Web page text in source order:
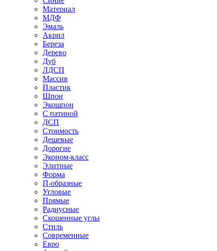
Материал
МДФ
Эмаль
Акрил
Береза
Дерево
Дуб
ЛДСП
Массив
Пластик
Шпон
Экошпон
С патиной
ДСП
Стоимость
Дешевые
Дорогие
Эконом-класс
Элитные
Форма
П-образные
Угловые
Прямые
Радиусные
Скошенные углы
Стиль
Современные
Евро